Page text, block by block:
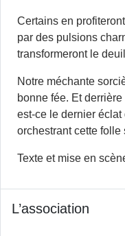
Certains en
par des pulsions
transformeront le
Notre méchante
bonne fée. Et
est-ce le dernier éclat
orchestrant cette
Texte et mise en
L’association